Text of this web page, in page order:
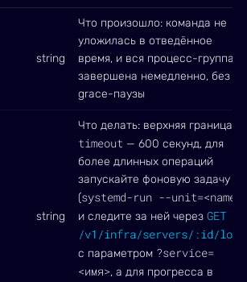
string
Что произошло: команда не
уложилась в отведённое
время, и вся процесс-группа
завершена немедленно, без
grace-паузы
string
Что делать: верхняя граница
timeout — 600 секунд, для
более длинных операций
запускайте фоновую задачу
(systemd-run --unit=<name>
и следите за ней через GET
/v1/infra/servers/:id/logs
с параметром ?service=
<имя>, а для прогресса в